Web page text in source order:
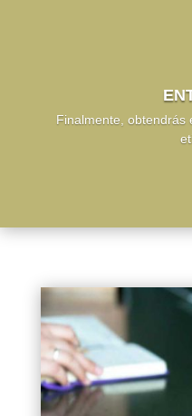
Finalmente, obtendrás